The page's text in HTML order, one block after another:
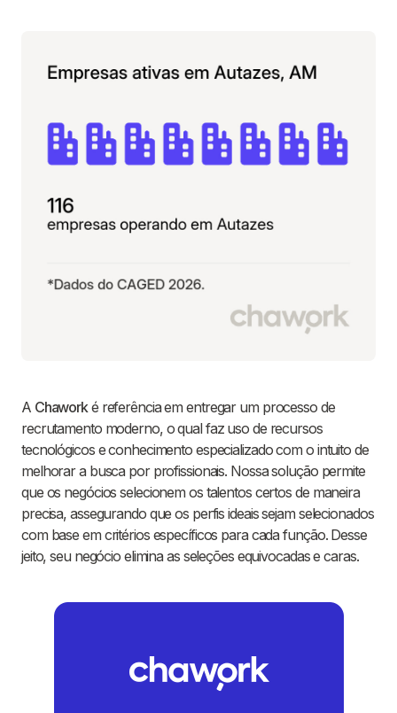
A Chaworké referência em entregar um processo de
recrutamento moderno, o qual faz uso de recursos
tecnológicos e conhecimento especializado com o intuito de
melhorar a busca por profissionais. Nossa solução permite
que os negócios selecionem os talentos certos de maneira
precisa, assegurando que os perfis ideais sejam selecionados
com base em critérios específicos para cada função. Desse
jeito, seu negócio elimina as seleções equivocadas e caras.